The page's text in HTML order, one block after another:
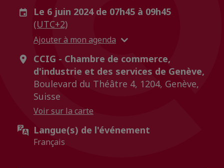
Le 6 juin 2024 de 07h45 à 09h45
(UTC+2)
Ajouter à mon agenda
CCIG - Chambre de commerce,
d'industrie et des services de Genève,
Boulevard du Théâtre 4, 1204, Genève,
Suisse
Voir sur la carte
Langue(s) de l'événement
Français